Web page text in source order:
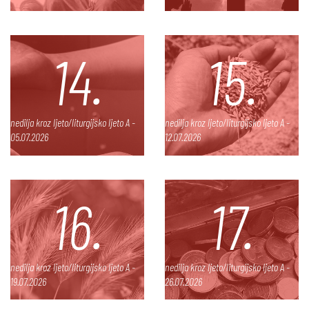
14.
nedilja kroz ljeto/liturgijsko ljeto A -
05.07.2026
15.
nedilja kroz ljeto/liturgijsko ljeto A -
12.07.2026
16.
nedilja kroz ljeto/liturgijsko ljeto A -
19.07.2026
17.
nedilja kroz ljeto/liturgijsko ljeto A -
26.07.2026